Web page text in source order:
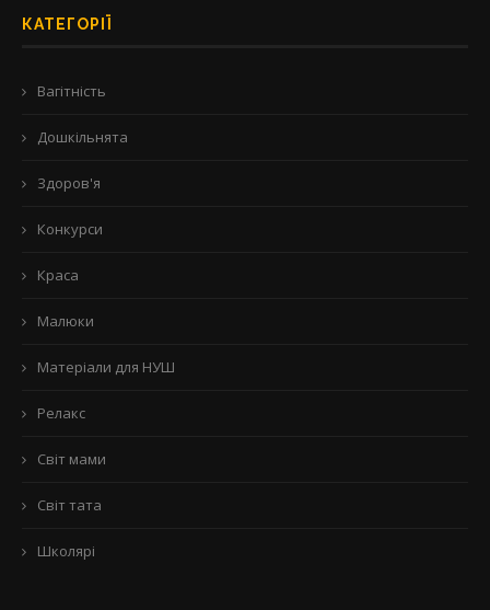
КАТЕГОРІЇ
Вагітність
Дошкільнята
Здоров'я
Конкурси
Краса
Малюки
Матеріали для НУШ
Релакс
Світ мами
Світ тата
Школярі